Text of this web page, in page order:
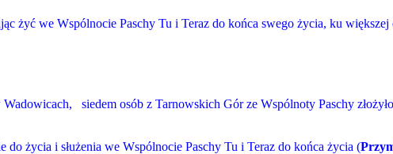
żyć we Wspólnocie Paschy Tu i Teraz do końca swego życia, ku
Wadowicach,
siedem osób z Tarnowskich Gór ze Wspólnoty Paschy złożyło
do życia i służenia we Wspólnocie Paschy Tu i Teraz do końca życia (